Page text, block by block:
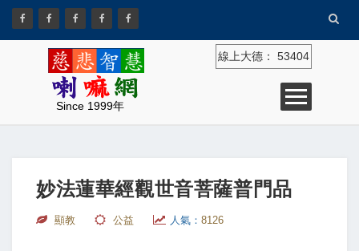
Since 1999年
線上大德： 53404
妙法蓮華經觀世音菩薩普門品
顯教 公益 人氣： 8126